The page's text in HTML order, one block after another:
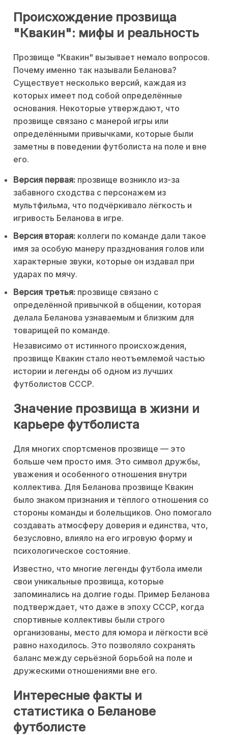
Происхождение прозвища
"Квакин": мифы и реальность
Прозвище "Квакин" вызывает немало вопросов.
Почему именно так называли Беланова?
Существует несколько версий, каждая из
которых имеет под собой определённые
основания. Некоторые утверждают, что
прозвище связано с манерой игры или
определёнными привычками, которые были
заметны в поведении футболиста на поле и вне
его.
Версия первая: прозвище возникло из-за
забавного сходства с персонажем из
мультфильма, что подчёркивало лёгкость и
игривость Беланова в игре.
Версия вторая: коллеги по команде дали такое
имя за особую манеру празднования голов или
характерные звуки, которые он издавал при
ударах по мячу.
Версия третья: прозвище связано с
определённой привычкой в общении, которая
делала Беланова узнаваемым и близким для
товарищей по команде.
Независимо от истинного происхождения,
прозвище Квакин стало неотъемлемой частью
истории и легенды об одном из лучших
футболистов СССР.
Значение прозвища в жизни и
карьере футболиста
Для многих спортсменов прозвище — это
больше чем просто имя. Это символ дружбы,
уважения и особенного отношения внутри
коллектива. Для Беланова прозвище Квакин
было знаком признания и тёплого отношения со
стороны команды и болельщиков. Оно помогало
создавать атмосферу доверия и единства, что,
безусловно, влияло на его игровую форму и
психологическое состояние.
Известно, что многие легенды футбола имели
свои уникальные прозвища, которые
запоминались на долгие годы. Пример Беланова
подтверждает, что даже в эпоху СССР, когда
спортивные коллективы были строго
организованы, место для юмора и лёгкости всё
равно находилось. Это позволяло сохранять
баланс между серьёзной борьбой на поле и
дружескими отношениями вне его.
Интересные факты и
статистика о Беланове
футболисте